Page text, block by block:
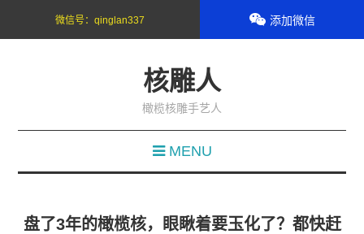
核雕人
橄榄核雕手艺人
MENU
盘了3年的橄榄核，眼瞅着要玉化了？都快赶
微信号：qinglan337 添加微信